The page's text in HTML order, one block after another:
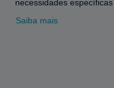
necessidades
Saiba mais